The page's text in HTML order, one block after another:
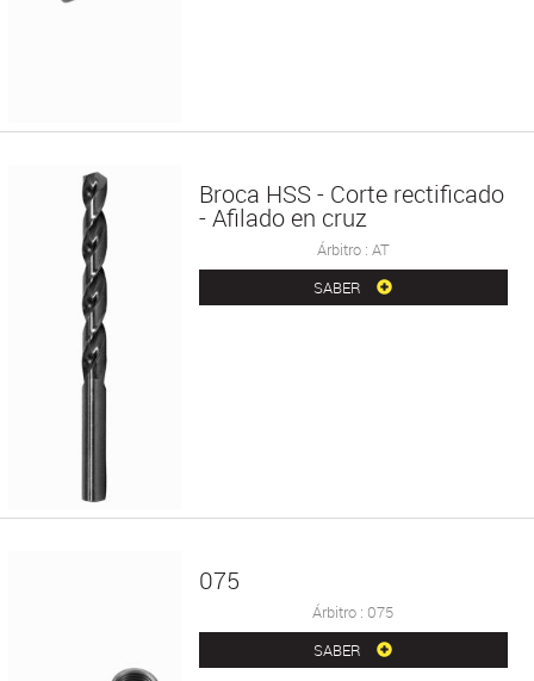
Broca HSS - Corte rectificado
- Afilado en cruz
Árbitro : AT
SABER
075
Árbitro : 075
SABER